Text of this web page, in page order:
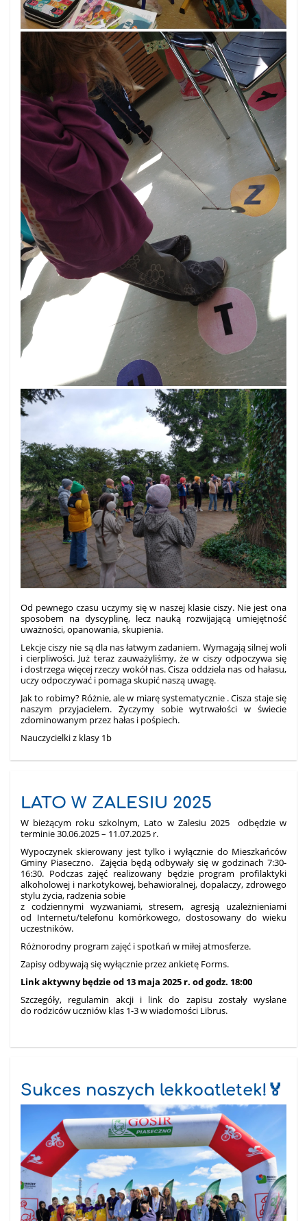
Od pewnego czasu uczymy się w naszej klasie ciszy. Nie jest ona
sposobem na dyscyplinę, lecz nauką rozwijającą umiejętność
uważności, opanowania, skupienia.
Lekcje ciszy nie są dla nas łatwym zadaniem. Wymagają silnej woli
i cierpliwości. Już teraz zauważyliśmy, że w ciszy odpoczywa się
i dostrzega więcej rzeczy wokół nas. Cisza oddziela nas od hałasu,
uczy odpoczywać i pomaga skupić naszą uwagę.
Jak to robimy? Różnie, ale w miarę systematycznie . Cisza staje się
naszym przyjacielem. Życzymy sobie wytrwałości w świecie
zdominowanym przez hałas i pośpiech.
Nauczycielki z klasy 1b
LATO W ZALESIU 2025
W bieżącym roku szkolnym, Lato w Zalesiu 2025 odbędzie w
terminie 30.06.2025 – 11.07.2025 r.
Wypoczynek skierowany jest tylko i wyłącznie do Mieszkańców
Gminy Piaseczno. Zajęcia będą odbywały się w godzinach 7:30-
16:30. Podczas zajęć realizowany będzie program profilaktyki
alkoholowej i narkotykowej, behawioralnej, dopalaczy, zdrowego
stylu życia, radzenia sobie
z codziennymi wyzwaniami, stresem, agresją uzależnieniami
od Internetu/telefonu komórkowego, dostosowany do wieku
uczestników.
Różnorodny program zajęć i spotkań w miłej atmosferze.
Zapisy odbywają się wyłącznie przez ankietę Forms.
Link aktywny będzie od 13 maja 2025 r. od godz. 18:00
Szczegóły, regulamin akcji i link do zapisu zostały wysłane
do rodziców uczniów klas 1-3 w wiadomości Librus.
Sukces naszych lekkoatletek!🏅